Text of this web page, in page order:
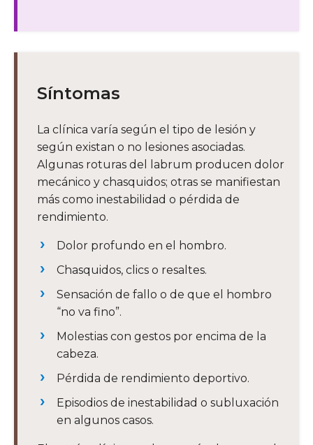
Síntomas
La clínica varía según el tipo de lesión y
según existan o no lesiones asociadas.
Algunas roturas del labrum producen dolor
mecánico y chasquidos; otras se manifiestan
más como inestabilidad o pérdida de
rendimiento.
Dolor profundo en el hombro.
Chasquidos, clics o resaltes.
Sensación de fallo o de que el hombro
“no va fino”.
Molestias con gestos por encima de la
cabeza.
Pérdida de rendimiento deportivo.
Episodios de inestabilidad o subluxación
en algunos casos.